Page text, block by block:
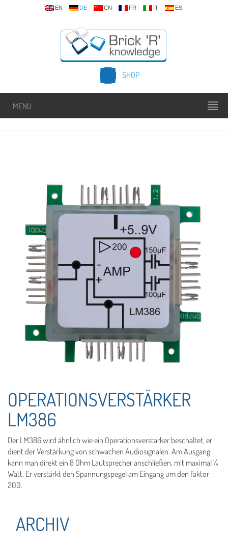
EN DE CN FR IT ES
SHOP
MENU
OPERATIONSVERSTÄRKER
LM386
Der LM386 wird ähnlich wie ein Operationsverstärker beschaltet, er
dient der Verstärkung von schwachen Audiosignalen. Am Ausgang
kann man direkt ein 8 Ohm Lautsprecher anschließen, mit maximal ¼
Watt. Er verstärkt den Spannungspegel am Eingang um den Faktor
200.
ARCHIV